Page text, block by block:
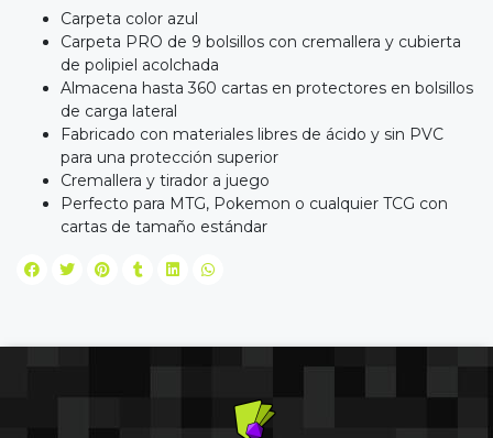
Carpeta color azul
Carpeta PRO de 9 bolsillos con cremallera y cubierta
de polipiel acolchada
Almacena hasta 360 cartas en protectores en bolsillos
de carga lateral
Fabricado con materiales libres de ácido y sin PVC
para una protección superior
Cremallera y tirador a juego
Perfecto para MTG, Pokemon o cualquier TCG con
cartas de tamaño estándar